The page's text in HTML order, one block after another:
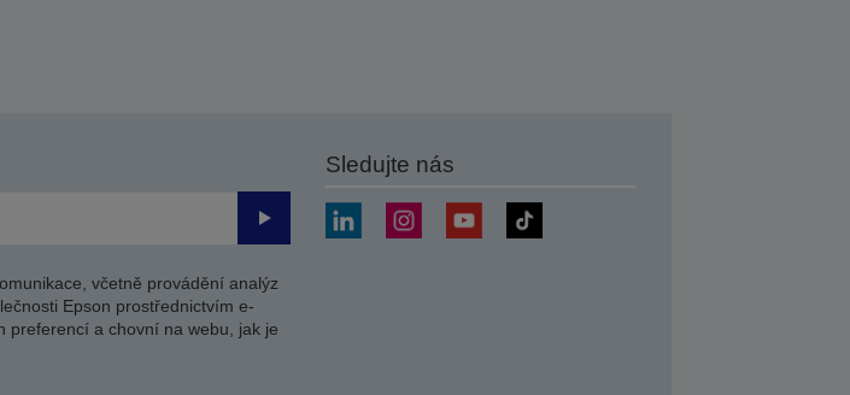
Odeslat
včetně provádění analýz
Epson prostřednictvím e-
preferencí a chovní na webu, jak je
Sledujte nás